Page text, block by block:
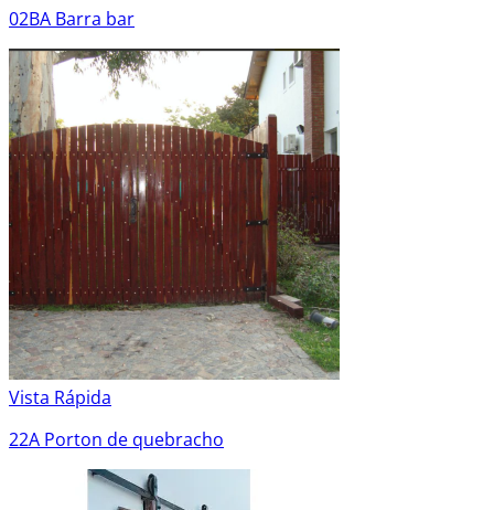
02BA Barra bar
Vista Rápida
22A Porton de quebracho